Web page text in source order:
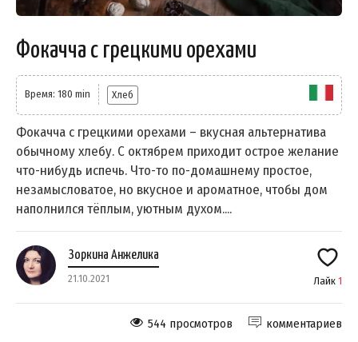
Фокачча с грецкими орехами
Время: 180 min Хлеб
Фокачча с грецкими орехами – вкусная альтернатива
обычному хлебу. С октябрем приходит острое желание
что-нибудь испечь. Что-то по-домашнему простое,
незамысловатое, но вкусное и ароматное, чтобы дом
наполнился тёплым, уютным духом....
Зоркина Анжелика
21.10.2021 Лайк 1
комментариев
544 просмотров